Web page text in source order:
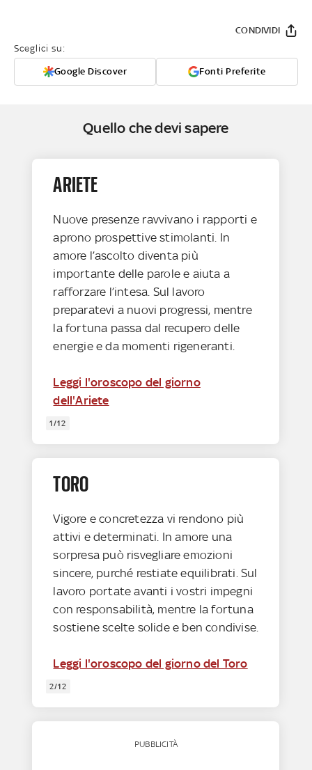
Sceglici su:
Google Discover Fonti Preferite
CONDIVIDI
Quello che devi sapere
ARIETE
Nuove presenze ravvivano i rapporti e
aprono prospettive stimolanti. In
amore l’ascolto diventa più
importante delle parole e aiuta a
rafforzare l’intesa. Sul lavoro
preparatevi a nuovi progressi, mentre
la fortuna passa dal recupero delle
energie e da momenti rigeneranti.
Leggi l'oroscopo del giorno
dell'Ariete
1/12
TORO
Vigore e concretezza vi rendono più
attivi e determinati. In amore una
sorpresa può risvegliare emozioni
sincere, purché restiate equilibrati. Sul
lavoro portate avanti i vostri impegni
con responsabilità, mentre la fortuna
sostiene scelte solide e ben condivise.
Leggi l'oroscopo del giorno del Toro
2/12
PUBBLICITÀ